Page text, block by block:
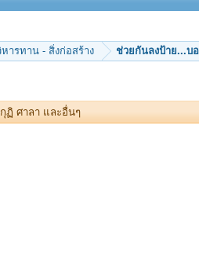
ารทาน - สิ่งก่อสร้าง ช่วยกันลงป้าย...บ
ฏิ ศาลา และอื่นๆ